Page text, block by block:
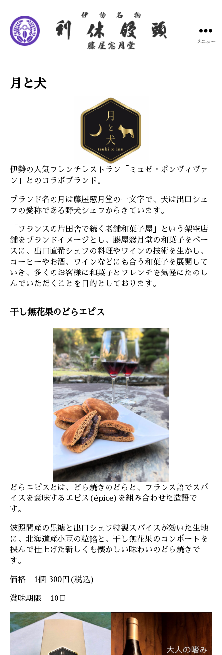
月
メニュー
月と犬
伊勢の人気フレンチレストラン「ミュゼ・ボンヴィヴァ
ン」とのコラボブランド。
ブランド名の月は藤屋窓月堂の一文字で、犬は出口シェ
フの愛称である野犬シェフからきています。
「フランスの片田舎で続く老舗和菓子屋」という架空店
舗をブランドイメージとし、藤屋窓月堂の和菓子をベー
スに、出口直希シェフの料理やワインの技術を生かし、
コーヒーやお酒、ワインなどにも合う和菓子を展開して
いき、多くのお客様に和菓子とフレンチを気軽にたのし
んでいただくことを目的としております。
干し無花果のどらエピス
どらエピスとは、どら焼きのどらと、フランス語でスパ
イスを意味するエピス(épice)を組み合わせた造語で
す。
波照間産の黒糖と出口シェフ特製スパイスが効いた生地
に、北海道産小豆の粒餡と、干し無花果のコンポートを
挟んで仕上げた新しくも懐かしい味わいのどら焼きで
す。
価格 1個 300円(税込)
賞味期限 10日